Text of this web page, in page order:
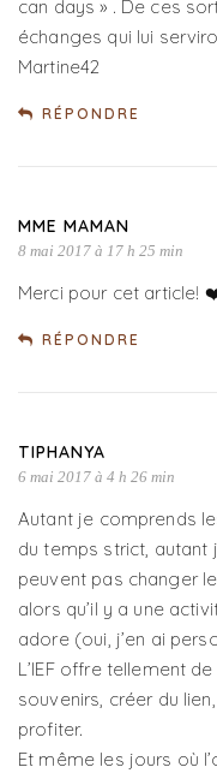
can days » . De ces
échanges qui lui
Martine42
RÉPONDRE
MME MAMAN
8 mai 2017 à 17 h 25 min
Merci pour cet article!
RÉPONDRE
TIPHANYA
6 mai 2017 à 4 h 26 min
Autant je comprends
du temps strict, autant
peuvent pas changer
alors qu’il y a une
adore (oui, j’en ai
L’IEF offre tellement
souvenirs, créer du
profiter.
Et même les jours où